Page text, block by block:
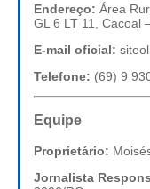
Endereço: Área
GL 6 LT 11, Cacoal
E-mail oficial:
Telefone: (69) 9
Equipe
Proprietário:
Jornalista